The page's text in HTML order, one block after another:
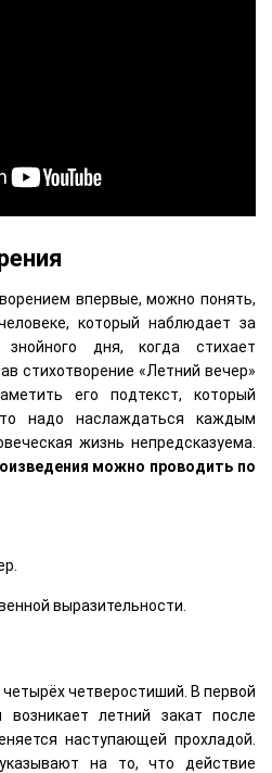
впервые, можно понять,
который наблюдает за
дня, когда стихает
стихотворение «Летний вечер»
его подтекст, который
надо наслаждаться каждым
жизнь непредсказуема.
можно проводить по
выразительности.
четверостиший. В первой
летний закат после
наступающей прохладой.
на то, что действие